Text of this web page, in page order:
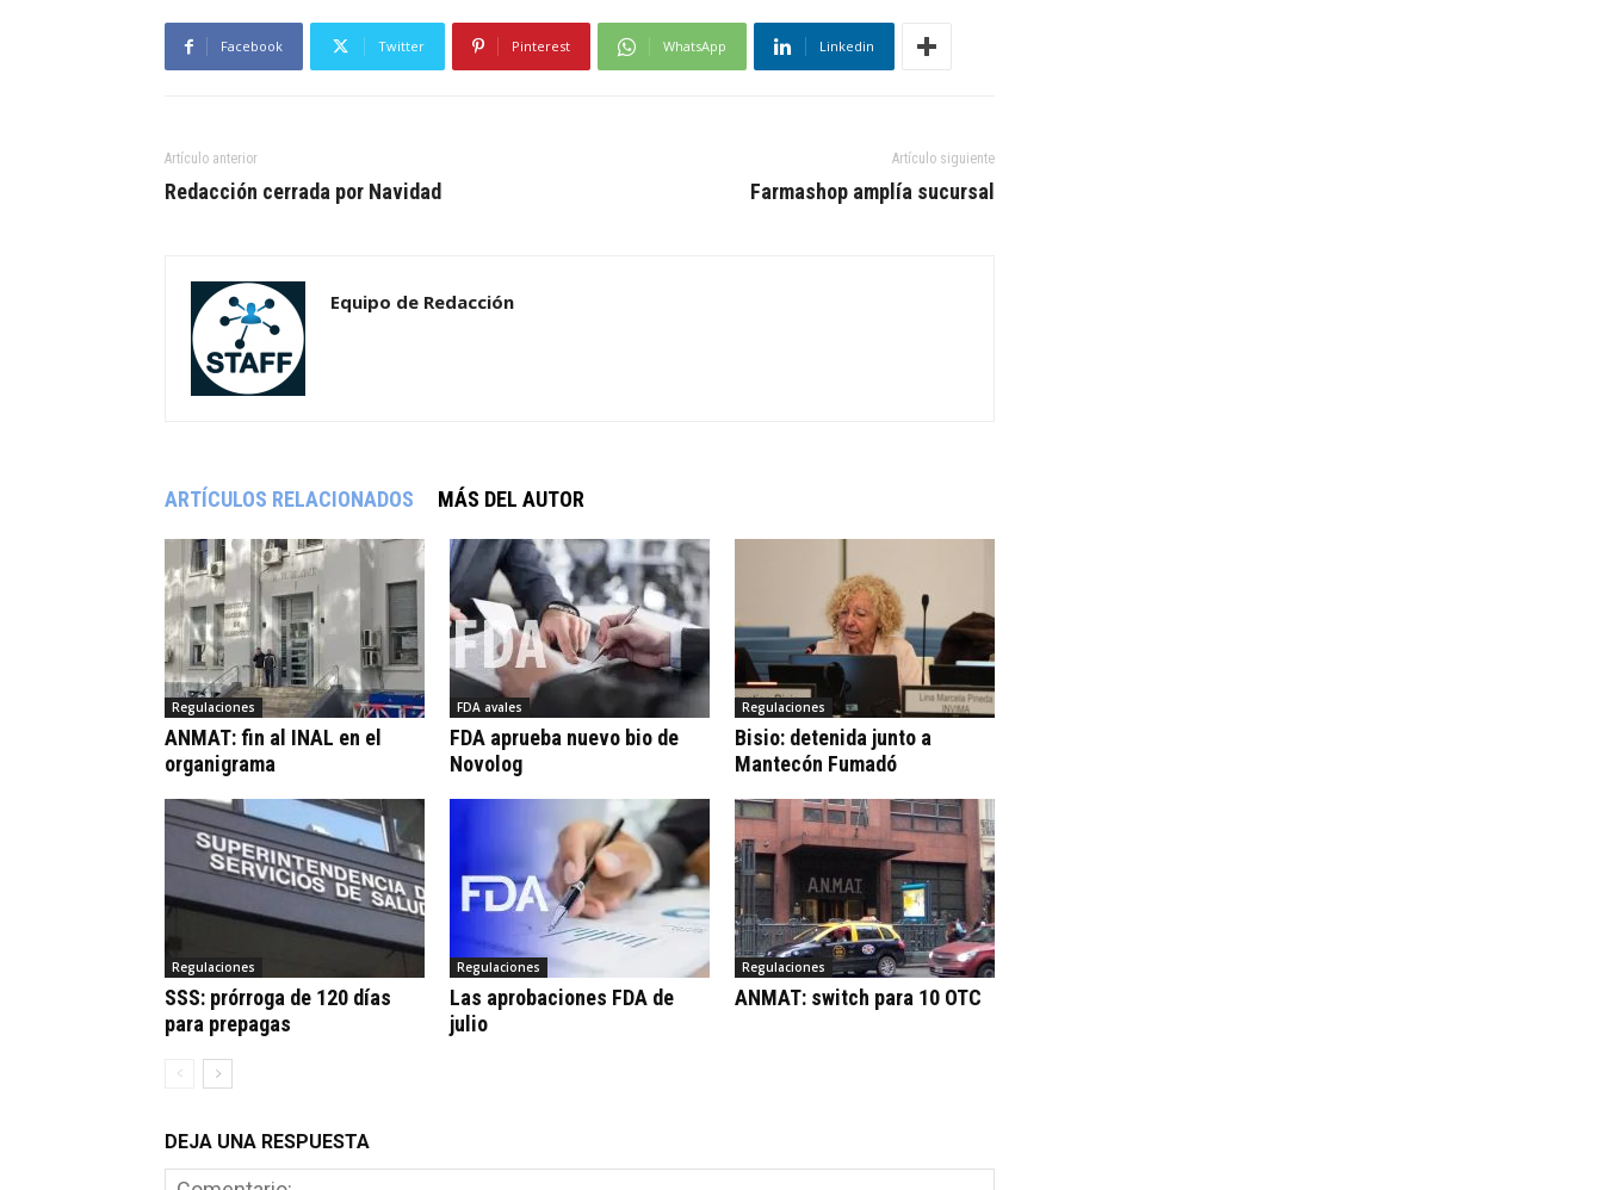
Facebook Twitter Pinterest WhatsApp Linkedin
Artículo anterior
Redacción cerrada por Navidad
Artículo siguiente
Farmashop amplía sucursal
Equipo de Redacción
ARTÍCULOS RELACIONADOS MÁS DEL AUTOR
Regulaciones
ANMAT: fin al INAL en el
organigrama
FDA avales
FDA aprueba nuevo bio de
Novolog
Regulaciones
Bisio: detenida junto a
Mantecón Fumadó
Regulaciones
SSS: prórroga de 120 días
para prepagas
Regulaciones
Las aprobaciones FDA de
julio
Regulaciones
ANMAT: switch para 10 OTC
DEJA UNA RESPUESTA